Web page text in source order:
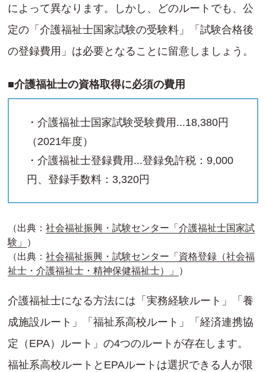
によって異なります。しかし、どのルートでも、公
定の「介護福祉士国家試験の受験料」「試験合格後
の登録費用」は必要となることに留意しましょう。
■介護福祉士の資格取得に必須の費用
・介護福祉士国家試験受験費用...18,380円
（2021年度）
・介護福祉士登録費用...登録免許税：9,000
円、登録手数料：3,320円
（出典： 社会福祉振興・試験センター「介護福祉士国家試
験」
）
（出典： 社会福祉振興・試験センター「資格登録（社会福
祉士・介護福祉士・精神保健福祉士）」
）
介護福祉士になる方法には「実務経験ルート」「養
成施設ルート」「福祉系高校ルート」「経済連携協
定（EPA）ルート」の4つのルートが存在します。
福祉系高校ルートとEPAルートは選択できる人が限